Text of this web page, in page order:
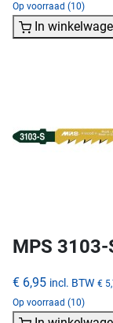
Op voorraad (10)
In
MPS
€ 6,95 incl. BTW €
Op voorraad (10)